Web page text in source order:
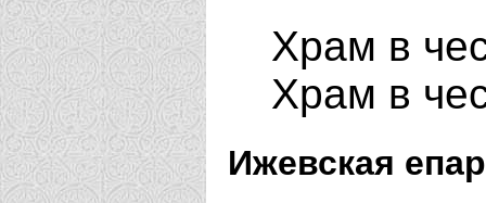
Храм в
Храм в
Ижевская